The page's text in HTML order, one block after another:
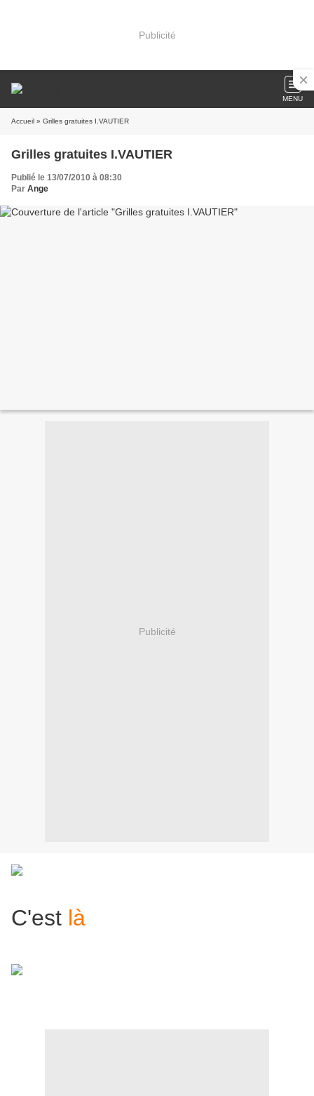
Publicité
MENU
Accueil » Grilles gratuites I.VAUTIER
Grilles gratuites I.VAUTIER
Publié le 13/07/2010 à 08:30
Par Ange
Publicité
C'est là